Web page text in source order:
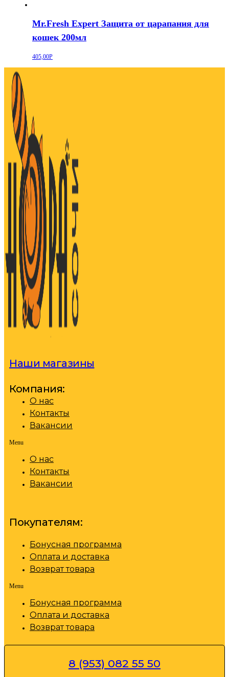
Mr.Fresh Expert Защита от царапания для
кошек 200мл
405,00Р
Наши магазины
Компания:
О нас
Контакты
Вакансии
Menu
О нас
Контакты
Вакансии
Покупателям:
Бонусная программа
Оплата и доставка
Возврат товара
Menu
Бонусная программа
Оплата и доставка
Возврат товара
8 (953) 082 55 50